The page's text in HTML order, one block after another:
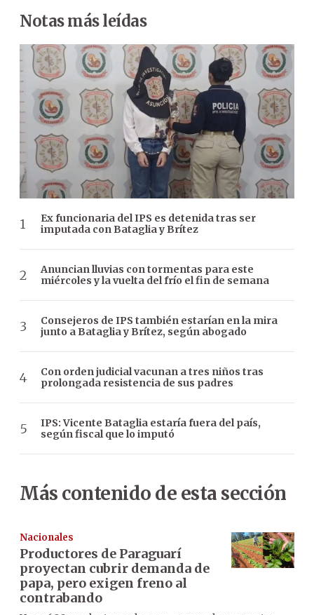
Notas más leídas
Ex funcionaria del IPS es detenida tras ser
imputada con Bataglia y Brítez
Anuncian lluvias con tormentas para este
miércoles y la vuelta del frío el fin de semana
Consejeros de IPS también estarían en la mira
junto a Bataglia y Brítez, según abogado
Con orden judicial vacunan a tres niños tras
prolongada resistencia de sus padres
IPS: Vicente Bataglia estaría fuera del país,
según fiscal que lo imputó
Más contenido de esta sección
Nacionales
Productores de Paraguarí
proyectan cubrir demanda de
papa, pero exigen freno al
contrabando